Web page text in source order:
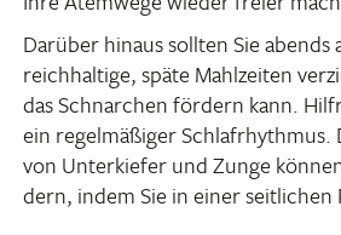
Darüber hinaus sollten Sie
reich­hal­tige, späte Mahl­zeiten
das Schnar­chen fördern kann.
ein regel­mä­ßiger Schlaf­rhythmus.
von Unter­kiefer und Zunge
dern, indem Sie in einer seit­li­chen